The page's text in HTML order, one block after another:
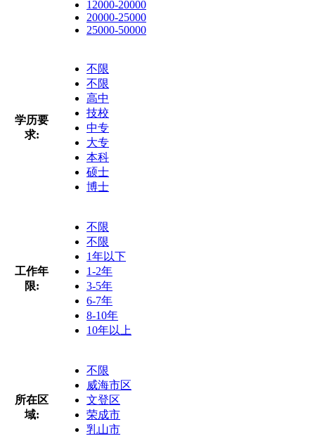
12000-20000
20000-25000
25000-50000
学历要
求:
不限
不限
高中
技校
中专
大专
本科
硕士
博士
工作年
限:
不限
不限
1年以下
1-2年
3-5年
6-7年
8-10年
10年以上
所在区
域:
不限
威海市区
文登区
荣成市
乳山市